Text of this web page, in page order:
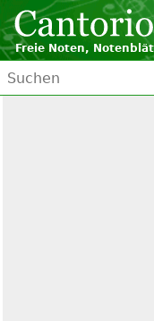
Freie Noten,